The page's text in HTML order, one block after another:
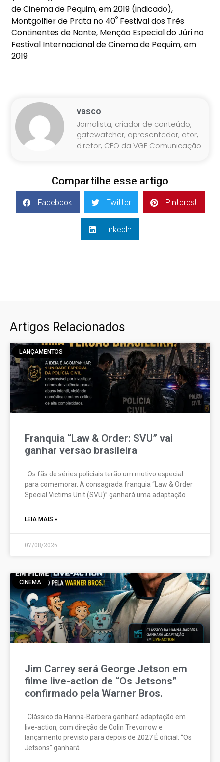
de Cinema de Pequim, em 2019 (indicado),
Montgolfier de Prata no 40º Festival dos Três
Continentes de Nante, Menção Especial do Júri no
Festival Internacional de Cinema de Pequim, em
2019
vasco
Jornalista, criador de conteúdo,
gatewatcher, apresentador, ator,
diretor, CEO da VGF Comunicação
Compartilhe esse artigo
Facebook Twitter Pinterest
LinkedIn
Artigos Relacionados
LANÇAMENTOS
Franquia “Law & Order: SVU” vai
ganhar versão brasileira
Os fãs de séries policiais terão um motivo especial
para comemorar. A consagrada franquia “Law & Order:
Special Victims Unit (SVU)” ganhará uma adaptação
LEIA MAIS »
07/08/2026
CINEMA
Jim Carrey será George Jetson em
filme live-action de “Os Jetsons”
confirmado pela Warner Bros.
Clássico da Hanna-Barbera ganhará adaptação em
live-action, com direção de Colin Trevorrow e
lançamento previsto para depois de 2027 É oficial: “Os
Jetsons” ganhará